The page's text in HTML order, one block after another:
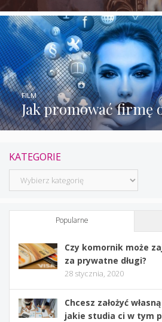
Jak promować firmę
FILM
KATEGORIE
Kategorie
Popularne
Czy komornik może
za prywatne długi?
28 stycznia, 2020
Chcesz założyć
jakie studia ci w tym